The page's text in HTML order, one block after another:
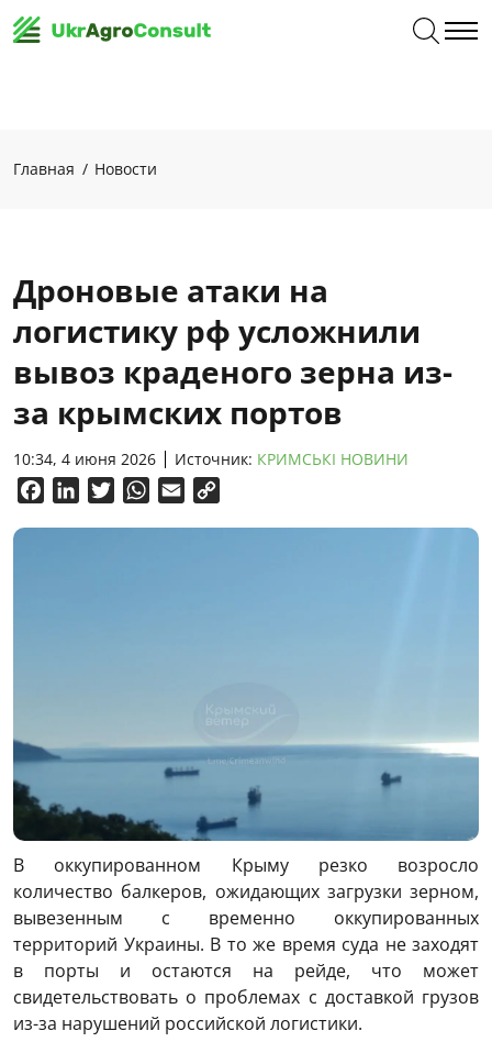
Главная Новости
Дроновые атаки на
логистику рф усложнили
вывоз краденого зерна из-
за крымских портов
10:34, 4 июня 2026 Источник: КРИМСЬКІ НОВИНИ
FacebookLinkedInTwitterWhatsApp
Email
В оккупированном Крыму резко возросло
количество балкеров, ожидающих загрузки зерном,
вывезенным с временно оккупированных
территорий Украины. В то же время суда не заходят
в порты и остаются на рейде, что может
свидетельствовать о проблемах с доставкой грузов
из-за нарушений российской логистики.